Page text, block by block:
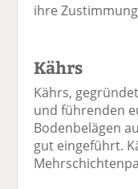
ihre
Kährs
Kährs,
und führenden
Bodenbelägen
gut eingeführt.